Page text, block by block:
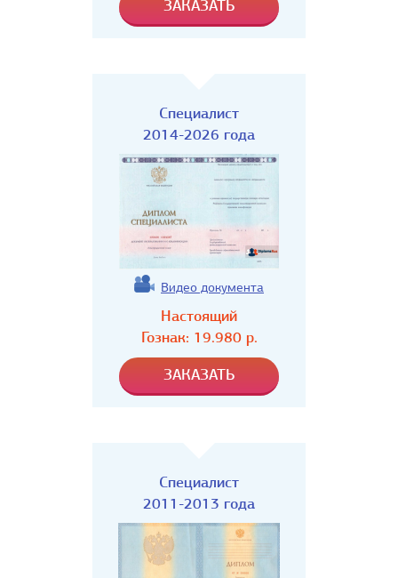
Специалист
2014-2026 года
Видео документа
Настоящий
Гознак: 19.980р.
Специалист
2011-2013 года